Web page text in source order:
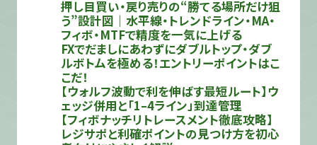
押し目買い・戻り売りの“勝てる場所だけ狙
う”設計図｜水平線・トレンドライン・MA・
フィボ・MTFで精度を一気に上げる
FXでだましにあわずにダブルトップ・ダブ
ルボトムを極める！エントリーポイントはこ
こだ！
【ウォルフ波動で利を伸ばす最短ルート】ウ
ェッジ併用と「1–4ライン」到達管理
【フィボナッチリトレースメント徹底攻略】
レジサポと利確ポイントの見つけ方を初心